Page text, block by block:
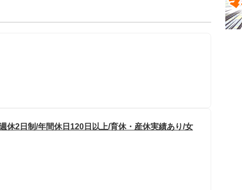
休2日制/年間休日120日以上/育休・産休実績あり/女